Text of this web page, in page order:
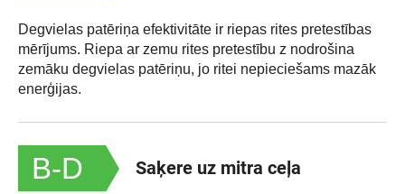
Degvielas patēriņa efektivitāte ir riepas rites pretestības
mērījums. Riepa ar zemu rites pretestību z nodrošina
zemāku degvielas patēriņu, jo ritei nepieciešams mazāk
enerģijas.
B-D Saķere uz mitra ceļa